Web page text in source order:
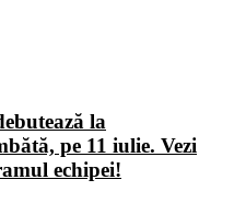
la
pe 11 iulie. Vezi
echipei!